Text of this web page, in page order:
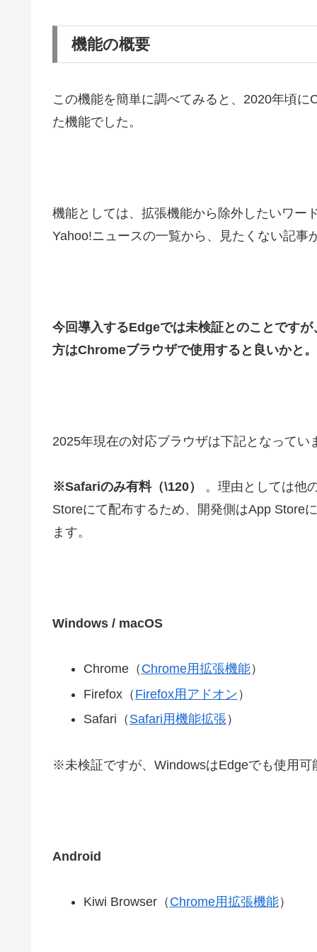
機能の概要
この機能を簡単に調べてみると、2020年頃
た機能でした。
機能としては、拡張機能から除外したいワー
Yahoo!ニュースの一覧から、見たくない記事
今回導入するEdgeでは未検証とのことです
方はChromeブラウザで使用すると良いかと。
2025年現在の対応ブラウザは下記となってい
※Safariのみ有料（\120） 。理由としては他
Storeにて配布するため、開発側はApp Store
ます。
Windows / macOS
Chrome（ Chrome用拡張機能）
Firefox（ Firefox用アドオン ）
Safari（ Safari用機能拡張 ）
※未検証ですが、WindowsはEdgeでも使用可
Android
Kiwi Browser（ Chrome用拡張機能）